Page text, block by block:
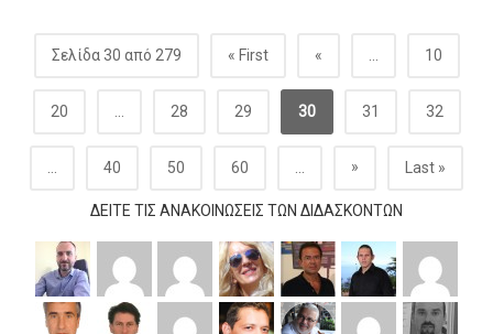
Σελίδα 30 από 279 « First « 10
20 28 29 30 31 32
40 50 60 » Last »
ΔΕΊΤΕ ΤΙΣ ΑΝΑΚΟΙΝΏΣΕΙΣ ΤΩΝ ΔΙΔΆΣΚΟΝΤΩΝ